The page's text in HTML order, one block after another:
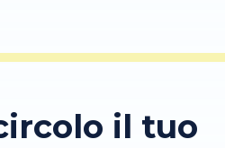
il tuo